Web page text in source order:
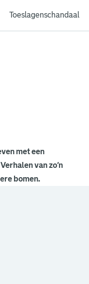
Toeslagenschandaal
met een
van zo’n
bomen.